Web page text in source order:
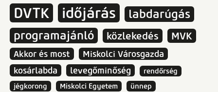
DVTK időjárás
labdarúgás
programajánló
közlekedés MVK
Akkor és most
Miskolci Városgazda
kosárlabda
levegőminőség
rendőrség
jégkorong
Miskolci Egyetem
ünnep